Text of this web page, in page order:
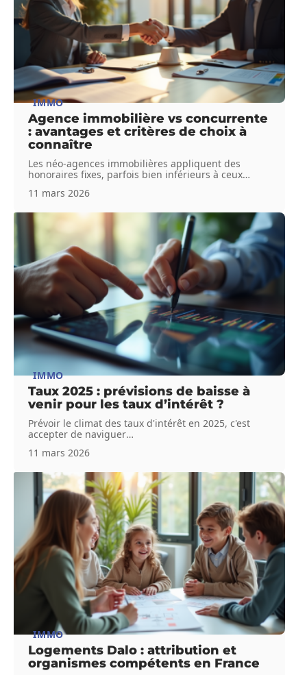
IMMO
Agence immobilière vs concurrente
: avantages et critères de choix à
connaître
Les néo-agences immobilières appliquent des
honoraires fixes, parfois bien inférieurs à ceux…
11 mars 2026
IMMO
Taux 2025 : prévisions de baisse à
venir pour les taux d’intérêt ?
Prévoir le climat des taux d'intérêt en 2025, c'est
accepter de naviguer…
11 mars 2026
IMMO
Logements Dalo : attribution et
organismes compétents en France